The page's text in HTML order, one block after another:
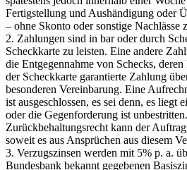
Fertigstellung und Aushändigung oder
– ohne Skonto oder sonstige Nachlässe
2. Zahlungen sind in bar oder durch
Scheckkarte zu leisten. Eine andere
die Entgegennahme von Schecks,
der Scheckkarte garantierte Zahlung
besonderen Vereinbarung. Eine
ist ausgeschlossen, es sei denn, es liegt
oder die Gegenforderung ist
Zurückbehaltungsrecht kann der
soweit es aus Ansprüchen aus diesem
3. Verzugszinsen werden mit 5% p. a.
Bundesbank bekannt gegebenen